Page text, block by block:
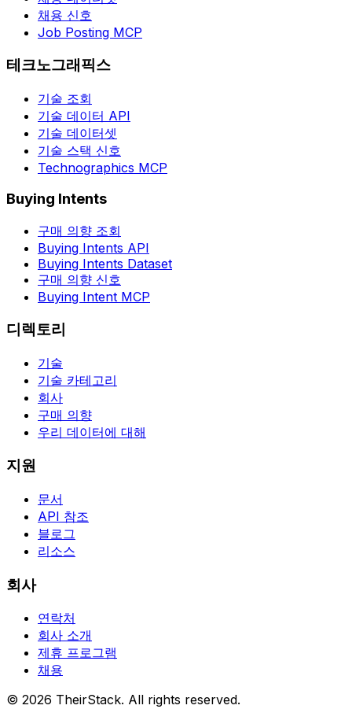
채용 신호
Job Posting MCP
테크노그래픽스
기술 조회
기술 데이터 API
기술 데이터셋
기술 스택 신호
Technographics MCP
Buying Intents
구매 의향 조회
Buying Intents API
Buying Intents Dataset
구매 의향 신호
Buying Intent MCP
디렉토리
기술
기술 카테고리
회사
구매 의향
우리 데이터에 대해
지원
문서
API 참조
블로그
리소스
회사
연락처
회사 소개
제휴 프로그램
채용
© 2026 TheirStack. All rights reserved.